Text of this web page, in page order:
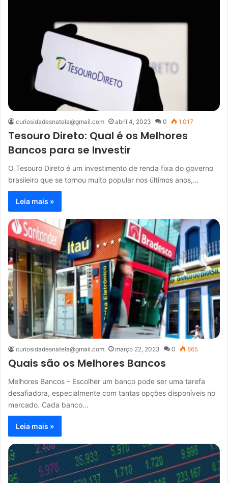
curiosidadesnatela@gmail.com abril 4, 2023 0 1.017
Tesouro Direto: Qual é os Melhores
Bancos para se Investir
O Tesouro Direto é um investimento de renda fixa do governo
brasileiro que se tornou muito popular nos últimos anos,…
Leia mais »
curiosidadesnatela@gmail.com março 22, 2023 0 865
Quais são os Melhores Bancos
Melhores Bancos – Escolher um banco pode ser uma tarefa
desafiadora, especialmente com tantas opções disponíveis no
mercado. Cada banco…
Leia mais »